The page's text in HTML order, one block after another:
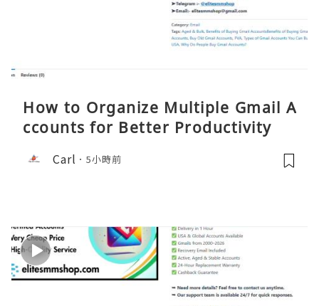
How to Organize Multiple Gmail A
ccounts for Better Productivity
Carl 5小時前